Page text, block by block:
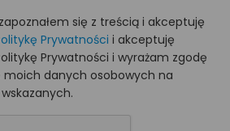
się z treścią i akceptuję
Prywatności i akceptuję
Prywatności i wyrażam zgodę
moich danych osobowych na